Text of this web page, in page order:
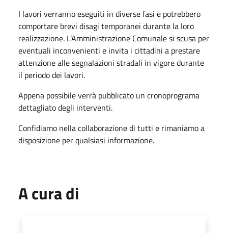
I lavori verranno eseguiti in diverse fasi e potrebbero
comportare brevi disagi temporanei durante la loro
realizzazione. L’Amministrazione Comunale si scusa per
eventuali inconvenienti e invita i cittadini a prestare
attenzione alle segnalazioni stradali in vigore durante
il periodo dei lavori.
Appena possibile verrà pubblicato un cronoprograma
dettagliato degli interventi.
Confidiamo nella collaborazione di tutti e rimaniamo a
disposizione per qualsiasi informazione.
A cura di